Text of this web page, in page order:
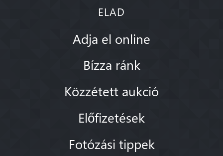
ELAD
Adja el online
Bízza ránk
Közzétett aukció
Előfizetések
Fotózási tippek